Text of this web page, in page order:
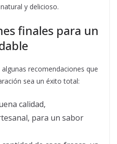
y delicioso.
finales para un
recomendaciones que
sea un éxito total:
calidad,
para un sabor